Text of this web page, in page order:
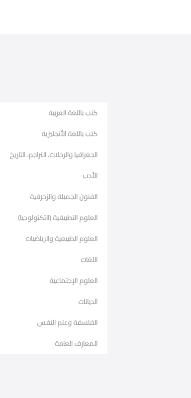
كتب باللغة العربية
كتب باللغة الأنجليزية
الجغرافيا والرحلات، التراجم، التاريخ
الأدب
الفنون الجميلة والزخرفية
العلوم التطبيقية (التكنولوجيا)
العلوم الطبيعية والرياضيات
اللغات
العلوم الإجتماعية
الديانات
الفلسفة وعلم النفس
المعارف العامة